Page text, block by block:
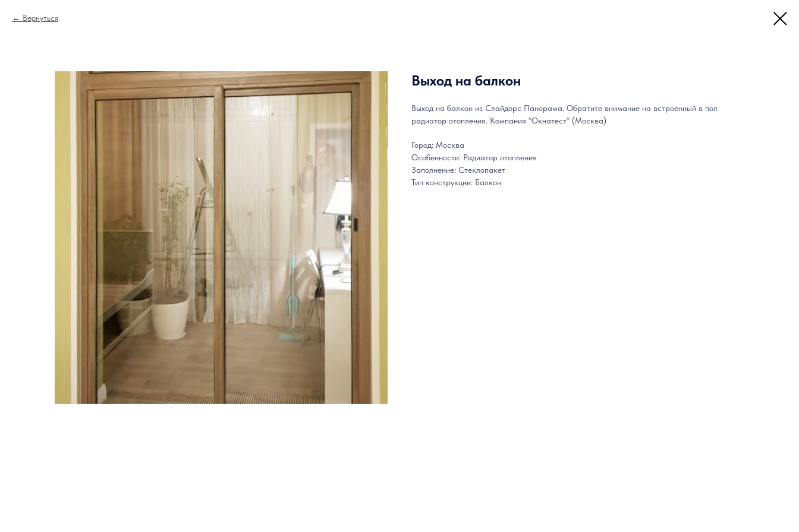
Вернуться
Выход на балкон
Выход на балкон из Слайдорс Панорама. Обратите внимание на встроенный в пол
радиатор отопления. Компания "Окнатест" (Москва)
Город: Москва
Особенности: Радиатор отопления
Заполнение: Стеклопакет
Тип конструкции: Балкон